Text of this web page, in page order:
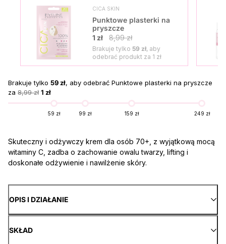
CICA SKIN
Punktowe plasterki na
pryszcze
1 zł
8,99 zł
Brakuje tylko 59 zł, aby
odebrać produkt za 1 zł
Brakuje tylko 59 zł, aby odebrać Punktowe plasterki na pryszcze
za 8,99 zł 1 zł
59 zł 99 zł 159 zł 249 zł
Skuteczny i odżywczy krem dla osób 70+, z wyjątkową mocą
witaminy C, zadba o zachowanie owalu twarzy, lifting i
doskonałe odżywienie i nawilżenie skóry.
OPIS I DZIAŁANIE
SKŁAD